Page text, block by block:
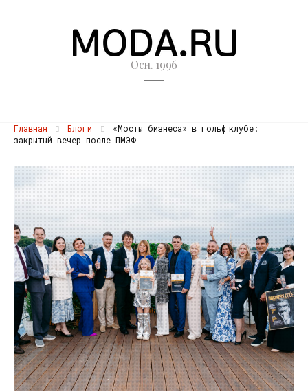
Осн. 1996
Главная Блоги
«Мосты бизнеса» в гольф‑клубе:
закрытый вечер после ПМЭФ